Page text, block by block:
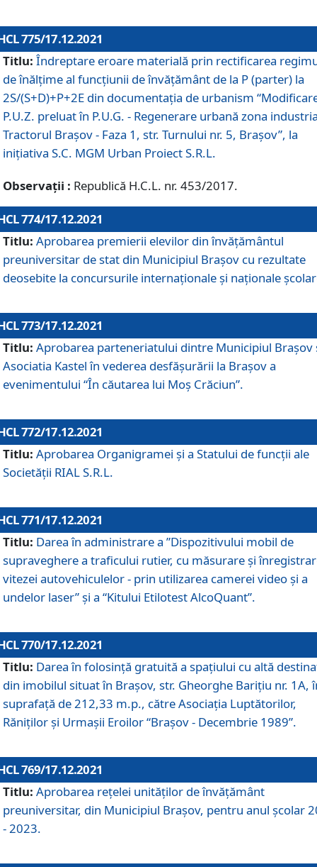
775/17.12.2021
Titlu: Îndreptare eroare materială prin rectificarea
de înălţime al funcţiunii de învăţământ de la P (parter) la
2S/(S+D)+P+2E din documentaţia de urbanism
P.U.Z. preluat în P.U.G. - Regenerare urbană zona
Tractorul Braşov - Faza 1, str. Turnului nr. 5, Braşov”, la
iniţiativa S.C. MGM Urban Proiect S.R.L.
Observații : Republică H.C.L. nr. 453/2017.
774/17.12.2021
Titlu: Aprobarea premierii elevilor din învățământul
preuniversitar de stat din Municipiul Brașov cu rezultate
deosebite la concursurile internaționale și naționale
773/17.12.2021
Titlu: Aprobarea parteneriatului dintre Municipiul Brașov
Asociatia Kastel în vederea desfăşurării la Brașov a
evenimentului “În căutarea lui Moș Crăciun”.
772/17.12.2021
Titlu: Aprobarea Organigramei şi a Statului de funcţii ale
Societăţii RIAL S.R.L.
771/17.12.2021
Titlu: Darea în administrare a ”Dispozitivului mobil de
supraveghere a traficului rutier, cu măsurare și
vitezei autovehiculelor - prin utilizarea camerei video și a
undelor laser” și a “Kitului Etilotest AlcoQuant”.
770/17.12.2021
Titlu: Darea în folosinţă gratuită a spaţiului cu altă
din imobilul situat în Braşov, str. Gheorghe Bariţiu nr. 1A,
suprafaţă de 212,33 m.p., către Asociaţia Luptătorilor,
Răniţilor şi Urmaşii Eroilor “Braşov - Decembrie 1989”.
769/17.12.2021
Titlu: Aprobarea reţelei unităţilor de învăţământ
preuniversitar, din Municipiul Braşov, pentru anul şcolar
- 2023.